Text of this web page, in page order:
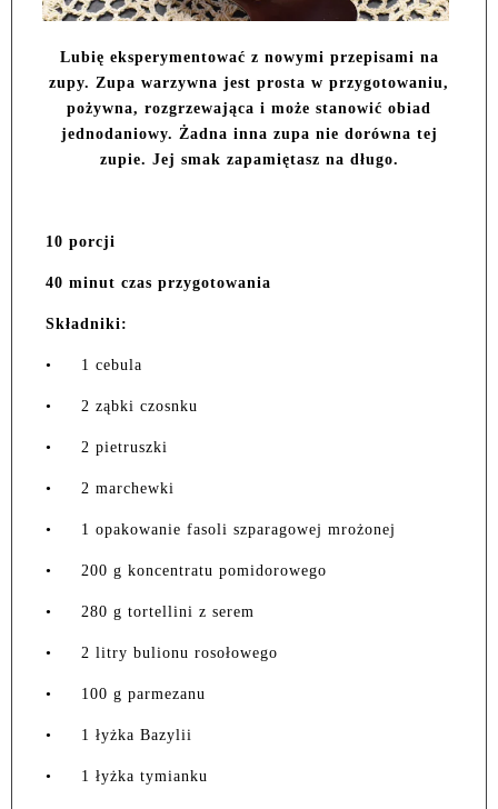
Lubię eksperymentować z nowymi przepisami na
zupy. Zupa warzywna jest prosta w przygotowaniu,
pożywna, rozgrzewająca i może stanowić obiad
jednodaniowy. Żadna inna zupa nie dorówna tej
zupie. Jej smak zapamiętasz na długo.
10 porcji
40 minut czas przygotowania
Składniki:
• 1 cebula
• 2 ząbki czosnku
• 2 pietruszki
• 2 marchewki
• 1 opakowanie fasoli szparagowej mrożonej
• 200 g koncentratu pomidorowego
• 280 g tortellini z serem
• 2 litry bulionu rosołowego
• 100 g parmezanu
• 1 łyżka Bazylii
• 1 łyżka tymianku